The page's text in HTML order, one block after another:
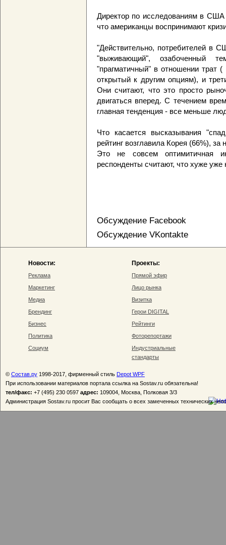
Директор по исследованиям в США
что американцы воспринимают
"Действительно, потребителей в
"выживающий", озабоченный
"прагматичный" в отношении трат
открытый к другим опциям), и
Они считают, что это просто
двигаться вперед. С течением
главная тенденция - все меньше
Что касается высказывания
рейтинг возглавила Корея (66%),
Это не совсем оптимитичная
респонденты считают, что хуже уже
Обсуждение Facebook
Обсуждение VKontakte
Новости:
Реклама
Маркетинг
Медиа
Брендинг
Бизнес
Политика
Социум
Проекты:
Прямой эфир
Лицо рынка
Визитка
Герои DIGITAL
Рейтинги
Фоторепортажи
Индустриальные
стандарты
© Состав.ру 1998-2017, фирменный стиль Depot WPF
При использовании материалов портала ссылка на Sostav.ru обязательна!
тел/факс: +7 (495) 230 0597 адрес: 109004, Москва, Полковая 3/3
Администрация Sostav.ru просит Вас сообщать о всех замеченных технических